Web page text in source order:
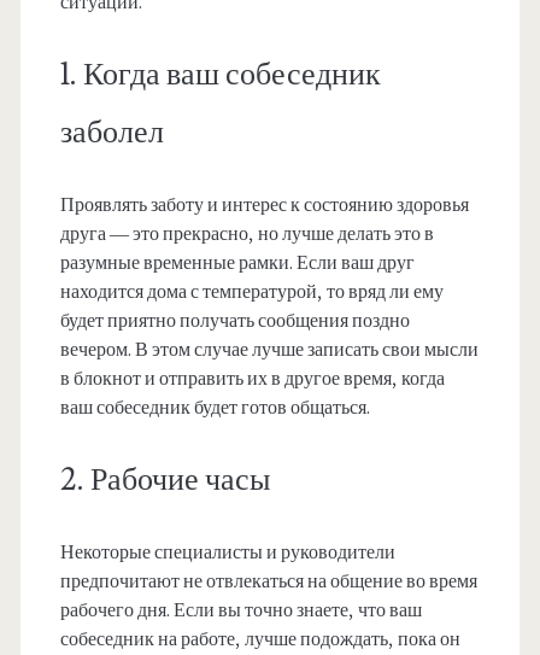
1. Когда ваш собеседник
заболел
Проявлять заботу и интерес к состоянию здоровья
друга — это прекрасно, но лучше делать это в
разумные временные рамки. Если ваш друг
находится дома с температурой, то вряд ли ему
будет приятно получать сообщения поздно
вечером. В этом случае лучше записать свои мысли
в блокнот и отправить их в другое время, когда
ваш собеседник будет готов общаться.
2. Рабочие часы
Некоторые специалисты и руководители
предпочитают не отвлекаться на общение во время
рабочего дня. Если вы точно знаете, что ваш
собеседник на работе, лучше подождать, пока он